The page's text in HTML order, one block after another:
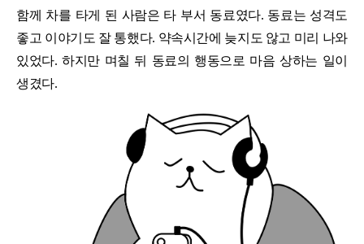
함께 차를 타게 된 사람은 타 부서 동료였다. 동료는 성격도
좋고 이야기도 잘 통했다. 약속시간에 늦지도 않고 미리 나와
있었다. 하지만 며칠 뒤 동료의 행동으로 마음 상하는 일이
생겼다.